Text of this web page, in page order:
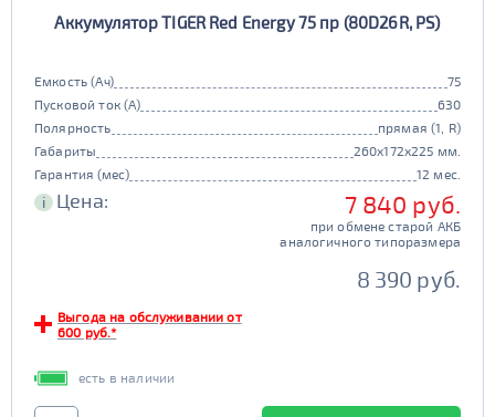
Аккумулятор TIGER Red Energy 75 пр (80D26R, PS)
Емкость (Ач)
75
Пусковой ток (А)
630
Полярность
прямая (1, R)
Габариты
260x172x225 мм.
Гарантия (мес)
12 мес.
i Цена: 7 840 руб.
при обмене старой АКБ
аналогичного типоразмера
8 390 руб.
Выгода на обслуживании от
600 руб.*
есть в наличии